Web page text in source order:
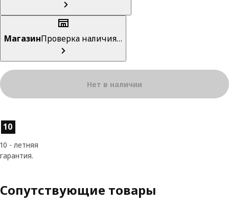
МагазинПроверка наличия…
Нет в наличии
Характеристики товара
10
10 - летняя
гарантия.
Сопутствующие товары